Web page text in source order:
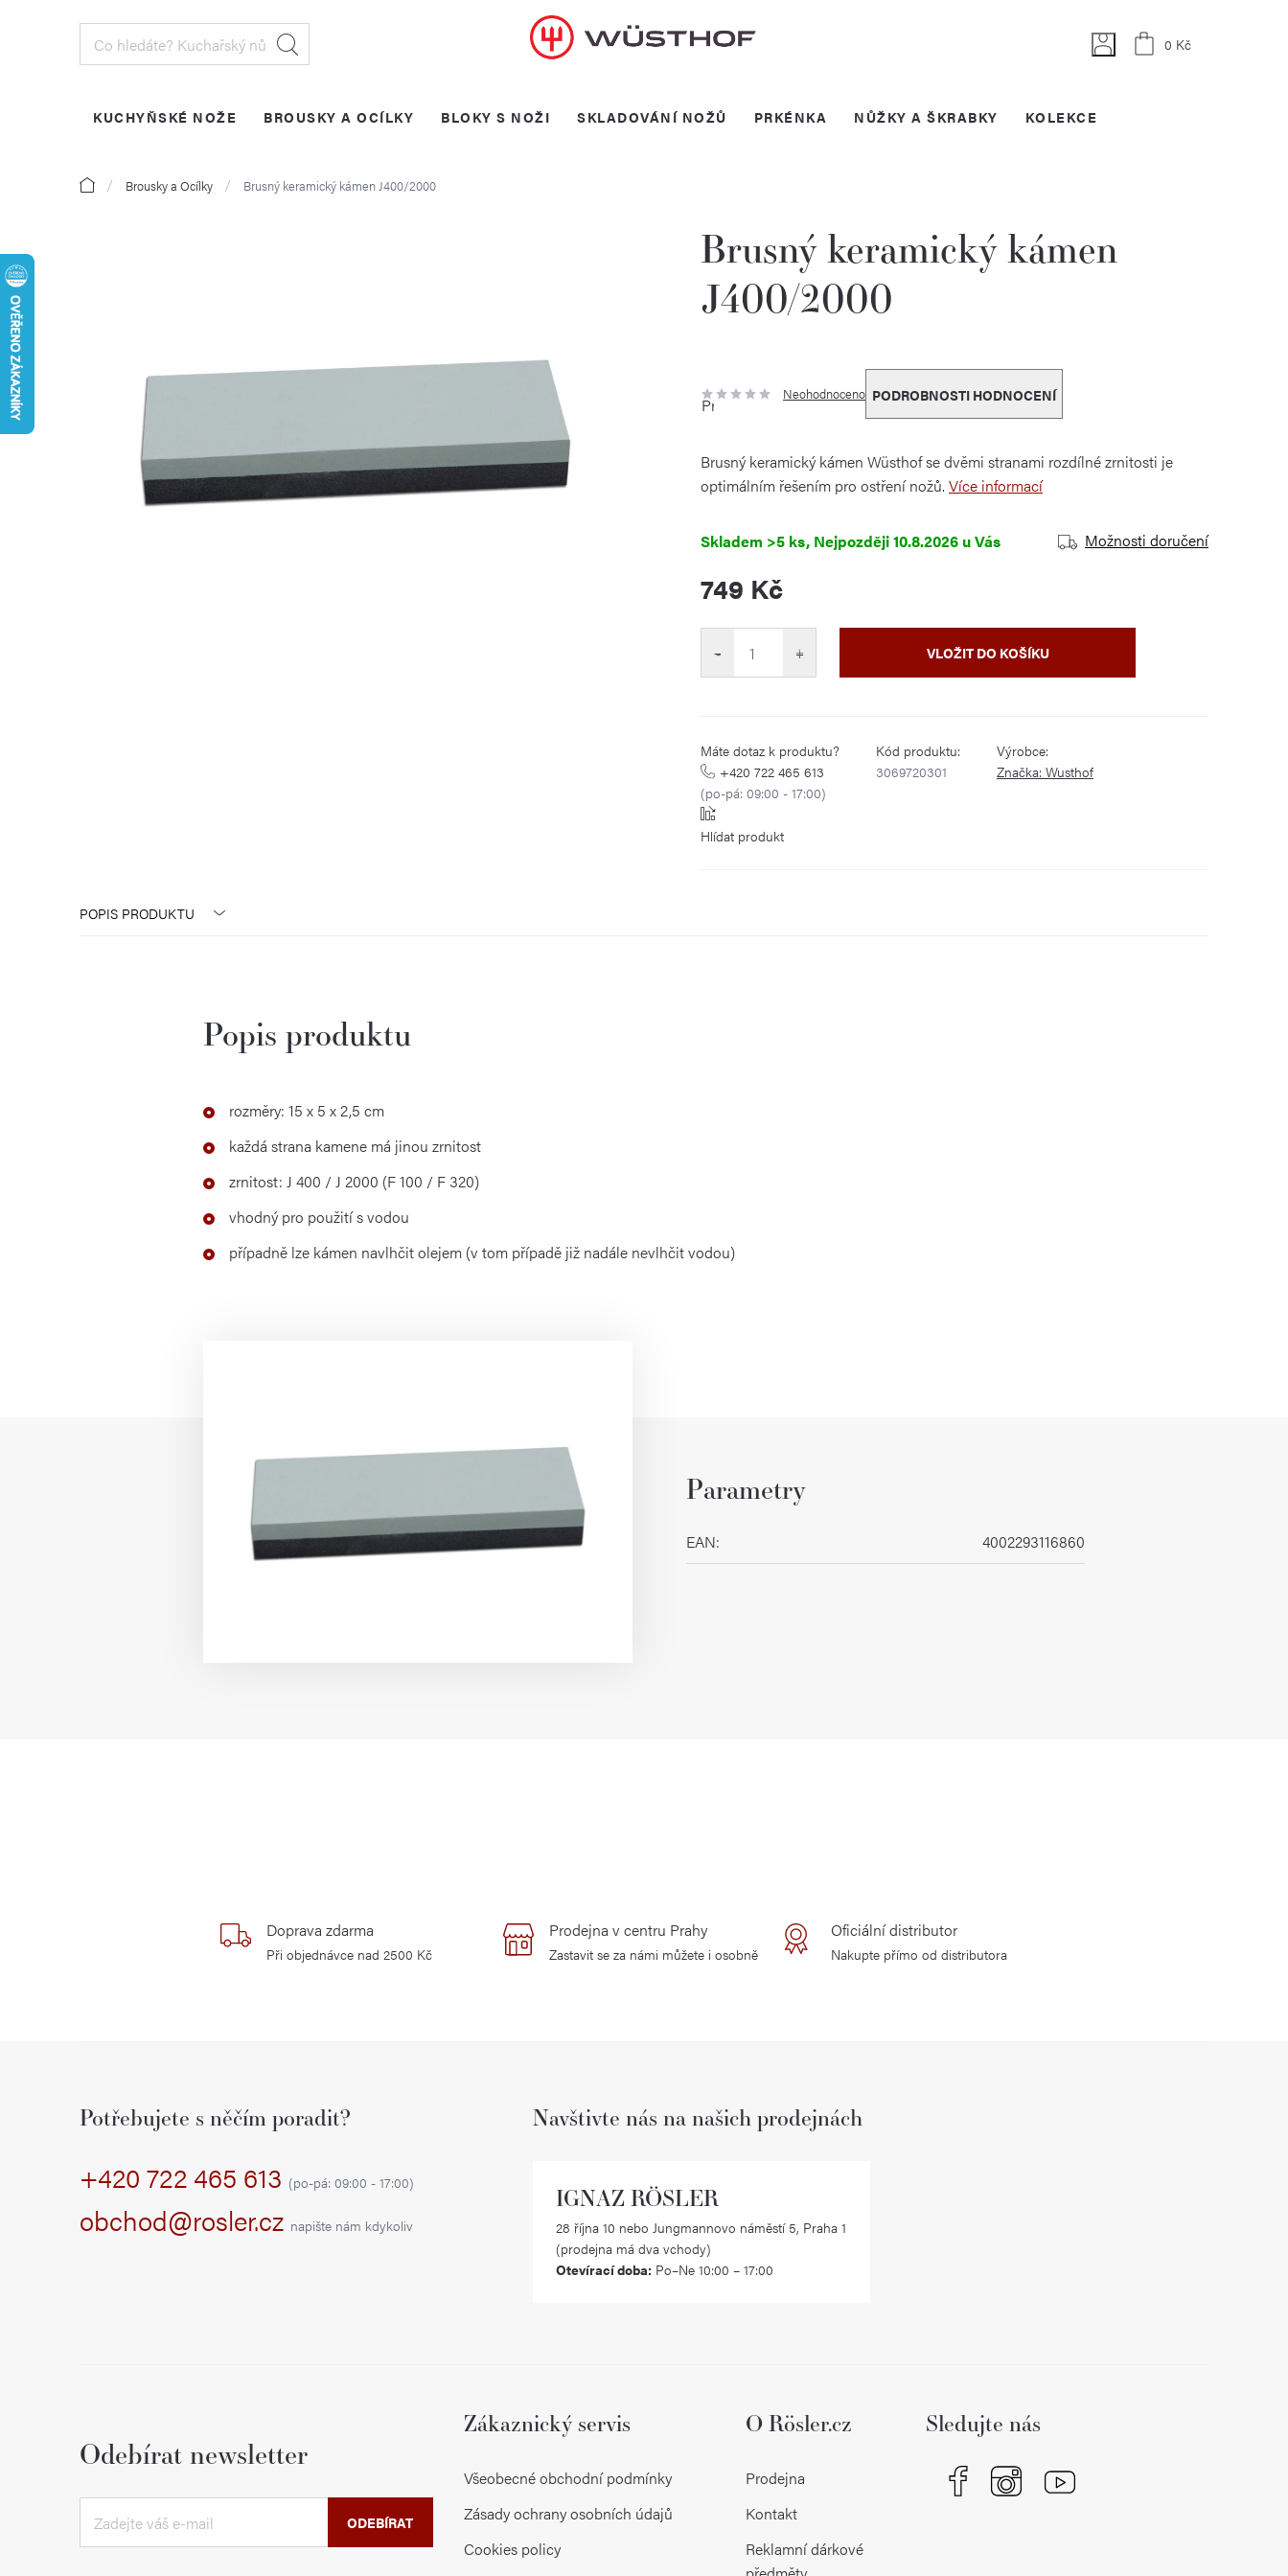
Nákupní
0 Kč
KUCHYŇSKÉ NOŽE BROUSKY A OCÍLKY BLOKY S NOŽI SKLADOVÁNÍ NOŽŮ PRKÉNKA NŮŽKY A ŠKRABKY KOLEKCE
Domů Brousky a Ocílky Brusný keramický kámen J400/2000
Brusný keramický kámen
J400/2000
Průměrné
hodnocení
z
5
hvězdiček.
Neohodnoceno PODROBNOSTI HODNOCENÍ
Brusný keramický kámen Wüsthof se dvěmi stranami rozdílné zrnitosti je
optimálním řešením pro ostření nožů. Více informací
Skladem >5 ks 10.8.2026 Možnosti doručení
749 Kč
Měrná
cena:
+
− VLOŽIT DO KOŠÍKU
Máte dotaz k produktu?
+420 722 465 613
(po-pá: 09:00 - 17:00)
Kód produktu:
3069720301
Výrobce:
Značka: Wusthof
Hlídat
POPIS PRODUKTU
Popis produktu
rozměry: 15 x 5 x 2,5 cm
každá strana kamene má jinou zrnitost
zrnitost: J 400 / J 2000 (F 100 / F 320)
vhodný pro použití s vodou
případně lze kámen navlhčit olejem (v tom případě již nadále nevlhčit vodou)
Parametry
EAN: 4002293116860
Doprava zdarma
Při objednávce nad 2500 Kč
Prodejna v centru Prahy
Zastavit se za námi můžete i osobně
Oficiální distributor
Nakupte přímo od distributora
Potřebujete s něčím poradit?
+420 722 465 613 (po-pá: 09:00 - 17:00)
obchod@rosler.cz napište nám kdykoliv
Navštivte nás na našich prodejnách
IGNAZ RÖSLER
28 října 10 nebo Jungmannovo náměstí 5, Praha 1
(prodejna má dva vchody)
Otevírací doba: Po–Ne 10:00 – 17:00
Odebírat newsletter
ODEBÍRAT
Zákaznický servis
Všeobecné obchodní podmínky
Zásady ochrany osobních údajů
Cookies policy
O Rösler.cz
Prodejna
Kontakt
Reklamní dárkové
Sledujte nás